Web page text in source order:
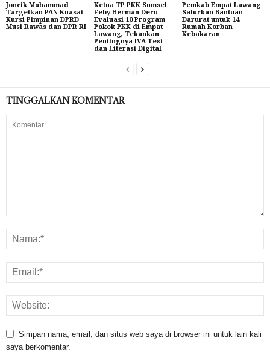
Joncik Muhammad
Targetkan PAN Kuasai
Kursi Pimpinan DPRD
Musi Rawas dan DPR RI
Ketua TP PKK Sumsel
Feby Herman Deru
Evaluasi 10 Program
Pokok PKK di Empat
Lawang, Tekankan
Pentingnya IVA Test
dan Literasi Digital
Pemkab Empat Lawang
Salurkan Bantuan
Darurat untuk 14
Rumah Korban
Kebakaran
TINGGALKAN KOMENTAR
Simpan nama, email, dan situs web saya di browser ini untuk lain kali
saya berkomentar.